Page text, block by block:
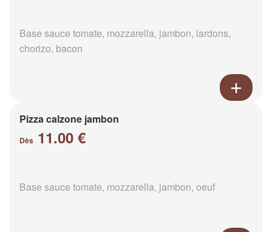
Base sauce tomate, mozzarella, jambon, lardons,
chorizo, bacon
Pizza calzone jambon
Dès 11.00 €
Base sauce tomate, mozzarella, jambon, oeuf